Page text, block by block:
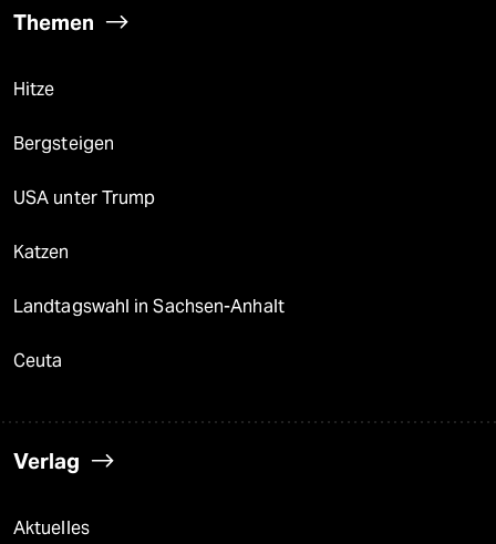
Themen
Hitze
Bergsteigen
USA unter Trump
Katzen
Landtagswahl in Sachsen-Anhalt
Ceuta
Verlag
Aktuelles